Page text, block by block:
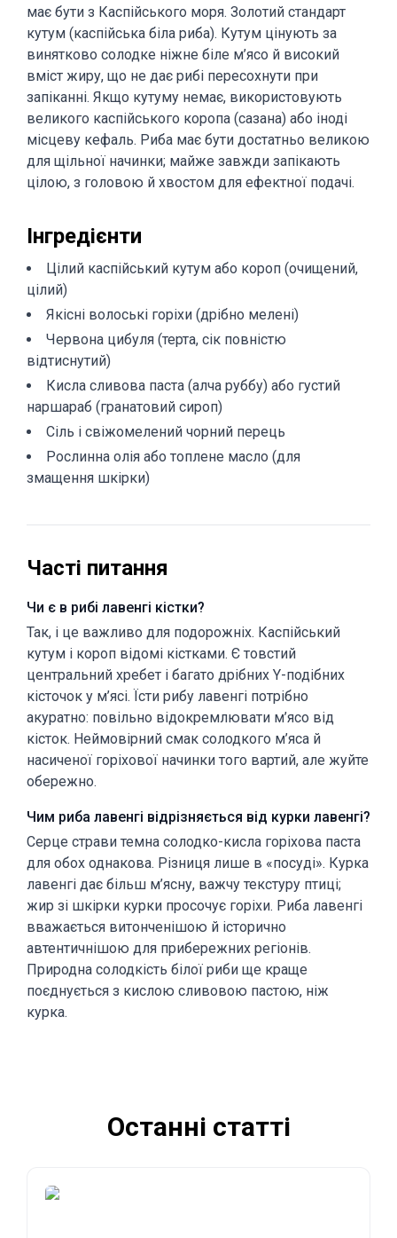
має бути з Каспійського моря. Золотий стандарт
кутум (каспійська біла риба). Кутум цінують за
винятково солодке ніжне біле м’ясо й високий
вміст жиру, що не дає рибі пересохнути при
запіканні. Якщо кутуму немає, використовують
великого каспійського коропа (сазана) або іноді
місцеву кефаль. Риба має бути достатньо великою
для щільної начинки; майже завжди запікають
цілою, з головою й хвостом для ефектної подачі.
Інгредієнти
Цілий каспійський кутум або короп (очищений,
цілий)
Якісні волоські горіхи (дрібно мелені)
Червона цибуля (терта, сік повністю
відтиснутий)
Кисла сливова паста (алча руббу) або густий
наршараб (гранатовий сироп)
Сіль і свіжомелений чорний перець
Рослинна олія або топлене масло (для
змащення шкірки)
Часті питання
Чи є в рибі лавенгі кістки?
Так, і це важливо для подорожніх. Каспійський
кутум і короп відомі кістками. Є товстий
центральний хребет і багато дрібних Y-подібних
кісточок у м’ясі. Їсти рибу лавенгі потрібно
акуратно: повільно відокремлювати м’ясо від
кісток. Неймовірний смак солодкого м’яса й
насиченої горіхової начинки того вартий, але жуйте
обережно.
Чим риба лавенгі відрізняється від курки лавенгі?
Серце страви темна солодко-кисла горіхова паста
для обох однакова. Різниця лише в «посуді». Курка
лавенгі дає більш м’ясну, важчу текстуру птиці;
жир зі шкірки курки просочує горіхи. Риба лавенгі
вважається витонченішою й історично
автентичнішою для прибережних регіонів.
Природна солодкість білої риби ще краще
поєднується з кислою сливовою пастою, ніж
курка.
Останні статті